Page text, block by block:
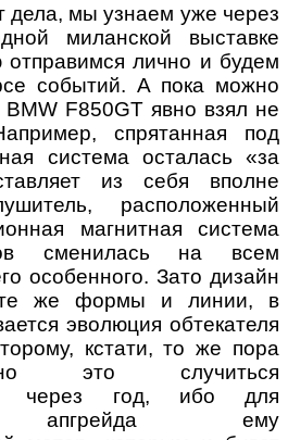
дела, мы узнаем уже через
миланской выставке
отправимся лично и будем
событий. А пока можно
BMW F850GT явно взял не
спрятанная под
система осталась «за
из себя вполне
расположенный
магнитная система
сменилась на всем
особенного. Зато дизайн
те же формы и линии, в
эволюция обтекателя
кстати, то же пора
это случиться
через год, ибо для
апгрейда ему